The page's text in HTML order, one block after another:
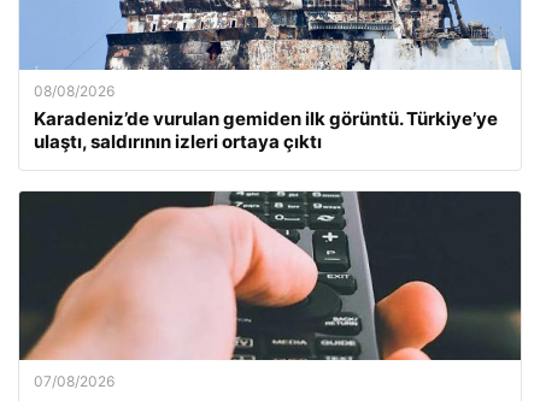
08/08/2026
Karadeniz’de vurulan gemiden ilk görüntü. Türkiye’ye
ulaştı, saldırının izleri ortaya çıktı
07/08/2026